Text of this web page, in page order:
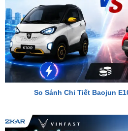
So Sánh Chi Tiết Baojun